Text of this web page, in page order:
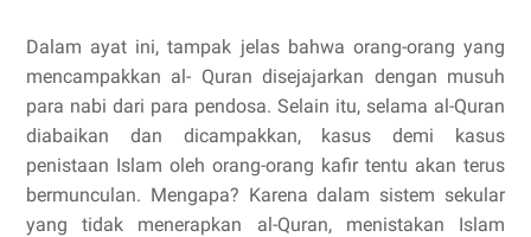
Dalam ayat ini, tampak jelas bahwa orang-orang yang
mencampakkan al- Quran disejajarkan dengan musuh
para nabi dari para pendosa. Selain itu, selama al-Quran
diabaikan dan dicampakkan, kasus demi kasus
penistaan Islam oleh orang-orang kafir tentu akan terus
bermunculan. Mengapa? Karena dalam sistem sekular
yang tidak menerapkan al-Quran, menistakan Islam